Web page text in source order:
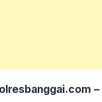
–